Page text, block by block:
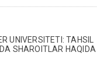
UNIVERSITETI: TAHSIL
SHAROITLAR HAQIDA